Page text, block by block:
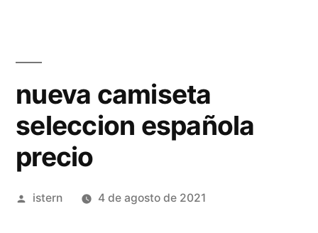
nueva camiseta
seleccion española
precio
Publicado
istern 4 de agosto de 2021